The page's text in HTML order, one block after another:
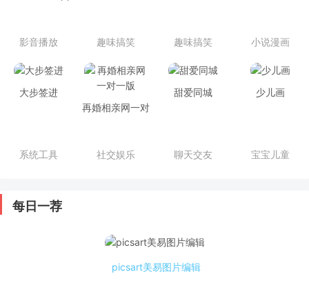
影音播放 趣味搞笑 趣味搞笑 小说漫画
大步签进
系统工具
再婚相亲网一对
社交娱乐
甜爱同城
聊天交友
少儿画
宝宝儿童
每日一荐
picsart美易图片编辑